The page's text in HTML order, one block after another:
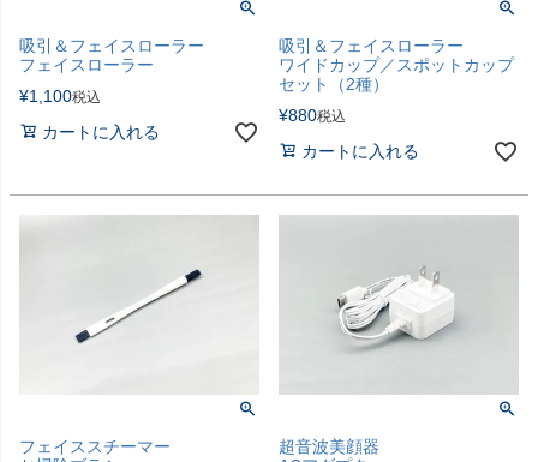
吸引＆フェイスローラー
フェイスローラー
¥1,100税込
カートに入れる
吸引＆フェイスローラー
ワイドカップ／スポットカップ
セット（2種）
¥880税込
カートに入れる
フェイススチーマー
超音波美顔器